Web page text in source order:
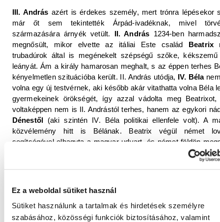
Ez a weboldal sütiket használ
Sütiket használunk a tartalmak és hirdetések személyre
szabásához, közösségi funkciók biztosításához, valamint
III. András azért is érdekes személy, mert trónra lépésekor
már őt sem tekintették Árpád-ivadéknak, mivel
származására árnyék vetült. II. András 1234-ben
megnősült, mikor elvette az itáliai Este család Beatrix
trubadúrok által is megénekelt szépségű szőke, kékszemű
leányát. Ám a király hamarosan meghalt, s az éppen terhes
kényelmetlen szituációba került. II. András utódja, IV. Béla
volna egy új testvérnek, aki később akár vitathatta volna Béla
gyermekeinek örökségét, így azzal vádolta meg Beatrixot,
voltaképpen nem is II. Andrástól terhes, hanem az egykori
Dénestől (aki szintén IV. Béla politikai ellenfele volt). A
közvélemény hitt is Bélának. Beatrix végül német
segítségével elhagyta a magyar udvart, és német földön
gyermekét, akit Szent István tiszteletére –
keresztelt. A Posthumus (utószülött) néven
halálát, amikor akuttá lett a magyar trón örökösödésének
Szerencsére Istvánnak fia született halála előtt a gazdag
nemesi családból származóTomasina Morosinitől, aki az